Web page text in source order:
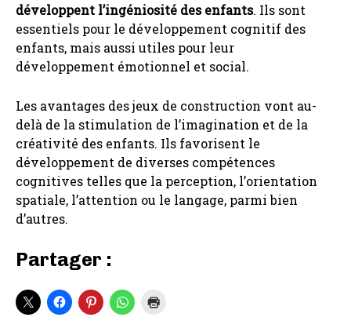
développent l’ingéniosité des enfants. Ils sont
essentiels pour le développement cognitif des
enfants, mais aussi utiles pour leur
développement émotionnel et social.
Les avantages des jeux de construction vont au-
delà de la stimulation de l’imagination et de la
créativité des enfants. Ils favorisent le
développement de diverses compétences
cognitives telles que la perception, l’orientation
spatiale, l’attention ou le langage, parmi bien
d’autres.
Partager :